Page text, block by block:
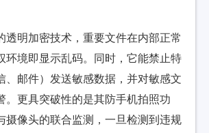
透明加密技术，重要文件在内部正常
环境即显示乱码。同时，它能禁止特
、邮件）发送敏感数据，并对敏感文
。更具突破性的是其防手机拍照功
摄像头的联合监测，一旦检测到违规